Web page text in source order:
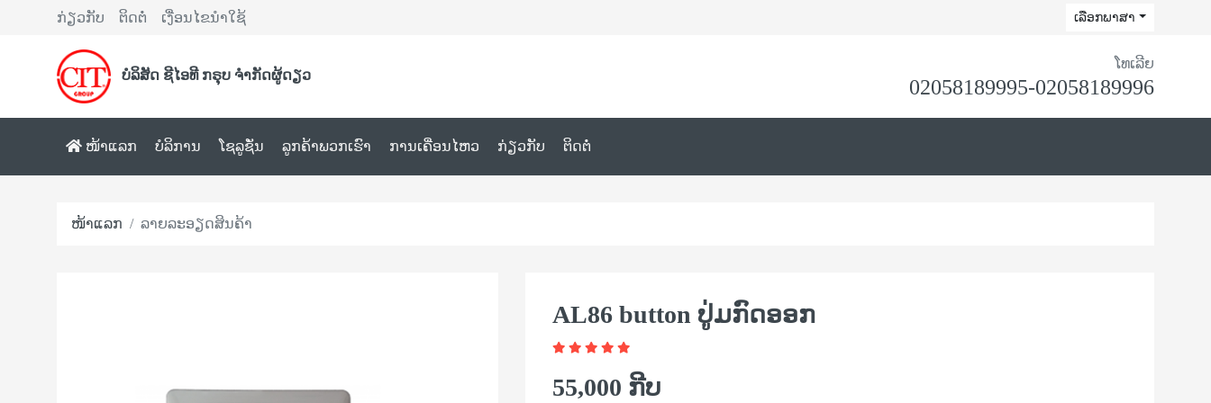
ກ່ຽວກັບ ຕິດຕໍ່ ເງື່ອນໄຂນຳໃຊ້ ເລືອກພາສາ
ບໍລິສັດ ຊີໄອທີ ກຣຸບ ຈຳກັດຜູ້ດຽວ
ໂທເລີຍ
02058189995-02058189996
ໜ້າແລກ ບໍລິການ ໂຊລູຊັ່ນ ລູກຄ້າພວກເຮົາ ການເຄື່ອນໄຫວ ກ່ຽວກັບ ຕິດຕໍ່
ໜ້າແລກ ລາຍລະອຽດສິນຄ້າ
AL86 button ປູ່ມກົດອອກ
55,000 ກີບ